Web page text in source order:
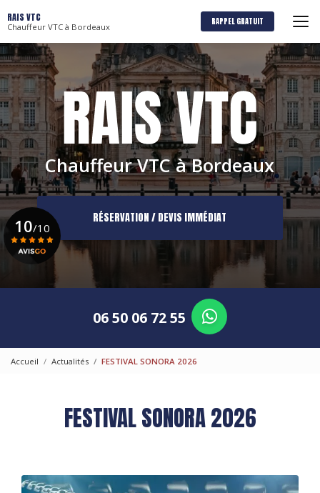
au
contenu
principal
RAIS VTC
Chauffeur VTC à Bordeaux RAPPEL GRATUIT
Chauffeur VTC à Bordeaux
RÉSERVATION / DEVIS IMMÉDIAT
06 50 06 72 55
10/10
Accueil Actualités FESTIVAL SONORA 2026
FESTIVAL SONORA 2026